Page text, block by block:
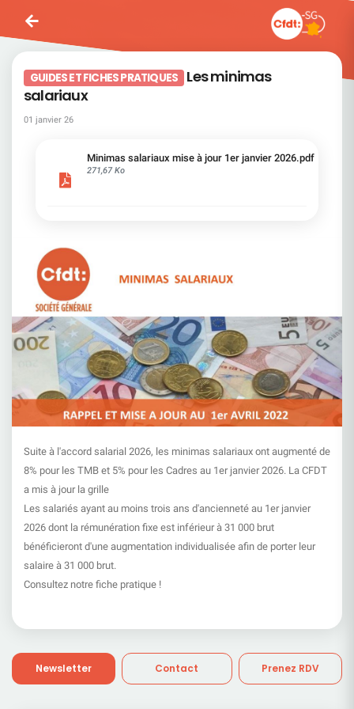
GUIDES ET FICHES PRATIQUES
Les minimas
salariaux
01 janvier 26
Minimas salariaux mise à jour 1er janvier 2026.pdf
271,67 Ko
Suite à l'accord salarial 2026, les minimas salariaux ont augmenté de
8% pour les TMB et 5% pour les Cadres au 1er janvier 2026. La CFDT
a mis à jour la grille
Les salariés ayant au moins trois ans d'ancienneté au 1er janvier
2026 dont la rémunération fixe est inférieur à 31 000 brut
bénéficieront d'une augmentation individualisée afin de porter leur
salaire à 31 000 brut.
Consultez notre fiche pratique !
Newsletter Contact Prenez RDV